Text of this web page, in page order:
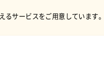
るサービスをご用意しています。